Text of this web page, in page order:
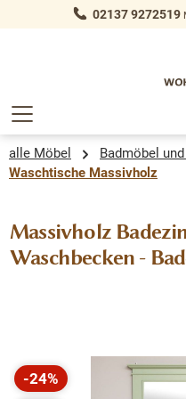
springen 02137 9272519
alle Möbel
Badmöbel
Waschtische Massivholz
Massivholz
Waschbecken -
Bildergalerie überspringen
-24%
Rabatt